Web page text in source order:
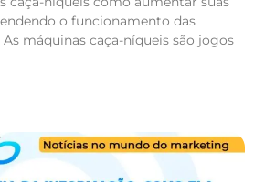
o funcionamento das
máquinas caça-níqueis são jogos